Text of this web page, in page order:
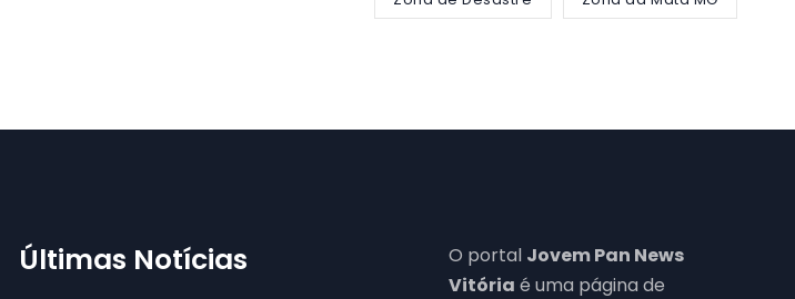
Últimas Notícias O portal Jovem Pan News
Vitória é uma página de